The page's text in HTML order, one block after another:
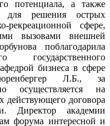
потенциала, а также
для решения острых
сфере,
вызовами внешней
поблагодарила
государственного
бизнеса в сфере
Л.Б., за
осуществляется на
действующего договора
Директор академии
форума интересной и